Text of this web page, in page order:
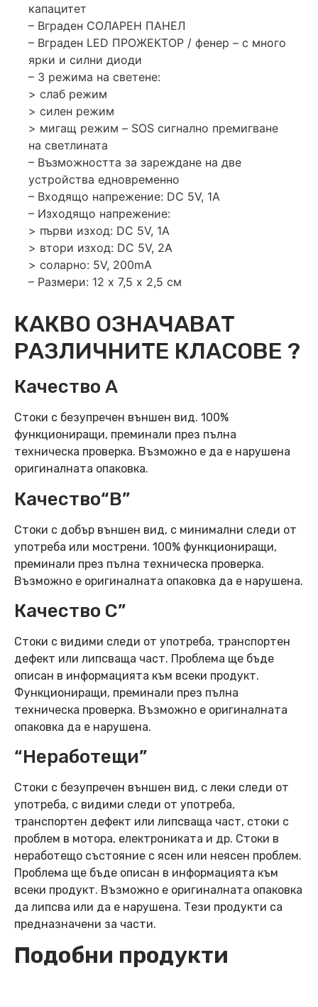
капацитет
– Вграден СОЛАРЕН ПАНЕЛ
– Вграден LED ПРОЖЕКТОР / фенер – с много
ярки и силни диоди
– 3 режима на светене:
> слаб режим
> силен режим
> мигащ режим – SOS сигнално премигване
на светлината
– Възможността за зареждане на две
устройства едновременно
– Входящо напрежение: DC 5V, 1A
– Изходящо напрежение:
> първи изход: DC 5V, 1A
> втори изход: DC 5V, 2A
> соларно: 5V, 200mA
– Размери: 12 х 7,5 х 2,5 см
КАКВО ОЗНАЧАВАТ
РАЗЛИЧНИТЕ КЛАСОВЕ ?
Качество А
Стоки с безупречен външен вид. 100%
функциониращи, преминали през пълна
техническа проверка. Възможно е да е нарушена
оригиналната опаковка.
Качество“B”
Стоки с добър външен вид, с минимални следи от
употреба или мострени. 100% функциониращи,
преминали през пълна техническа проверка.
Възможно е оригиналната опаковка да е нарушена.
Качество C”
Стоки с видими следи от употреба, транспортен
дефект или липсваща част. Проблема ще бъде
описан в информацията към всеки продукт.
Функциониращи, преминали през пълна
техническа проверка. Възможно е оригиналната
опаковка да е нарушена.
“Неработещи”
Стоки с безупречен външен вид, с леки следи от
употреба, с видими следи от употреба,
транспортен дефект или липсваща част, стоки с
проблем в мотора, електрониката и др. Стоки в
неработещо състояние с ясен или неясен проблем.
Проблема ще бъде описан в информацията към
всеки продукт. Възможно е оригиналната опаковка
да липсва или да е нарушена. Тези продукти са
предназначени за части.
Подобни продукти